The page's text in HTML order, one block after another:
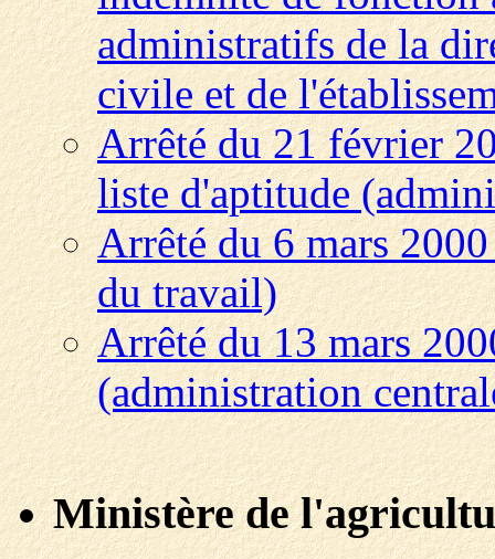
administratifs de la
civile et de
Arrêté du 21 février
liste d'aptitude
Arrêté du 6 mars
du travail)
Arrêté du 13 mars
(administration
Ministère de